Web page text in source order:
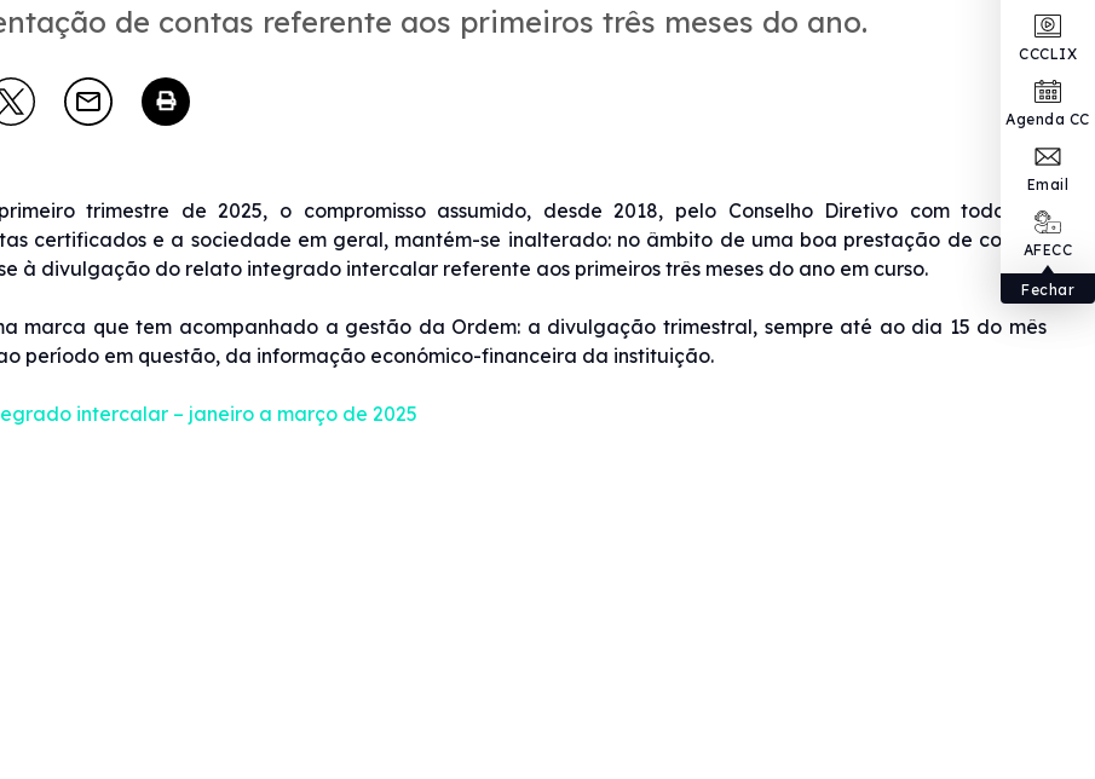
CCCLIX
Agenda CC
Email
AFECC
Fechar
de contas referente aos primeiros três meses do ano.
trimestre de 2025, o compromisso assumido, desde 2018, pelo Conselho Diretivo com todos os
certificados e a sociedade em geral, mantém-se inalterado: no âmbito de uma boa prestação de contas,
à divulgação do relato integrado intercalar referente aos primeiros três meses do ano em curso.
marca que tem acompanhado a gestão da Ordem: a divulgação trimestral, sempre até ao dia 15 do mês
período em questão, da informação económico-financeira da instituição.
intercalar – janeiro a março de 2025